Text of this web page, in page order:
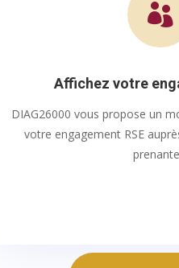

Affichez votre
DIAG26000 vous propose un
votre engagement RSE